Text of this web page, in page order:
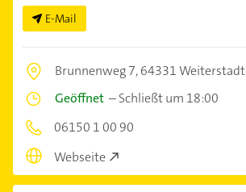
E-Mail
Brunnenweg 7,64331 Weiterstadt
Geöffnet –Schließt um 18:00
06150 1 00 90
Webseite